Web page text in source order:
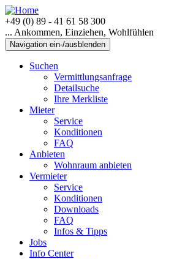
+49 (0) 89 - 41 61 58 300
... Ankommen, Einziehen, Wohlfühlen
Navigation ein-/ausblenden
Suchen
Vermittlungsanfrage
Detailsuche
Ihre Merkliste
Mieter
Service
Konditionen
FAQ
Anbieten
Wohnraum anbieten
Vermieter
Service
Konditionen
Downloads
FAQ
Infos & Tipps
Jobs
Info Center